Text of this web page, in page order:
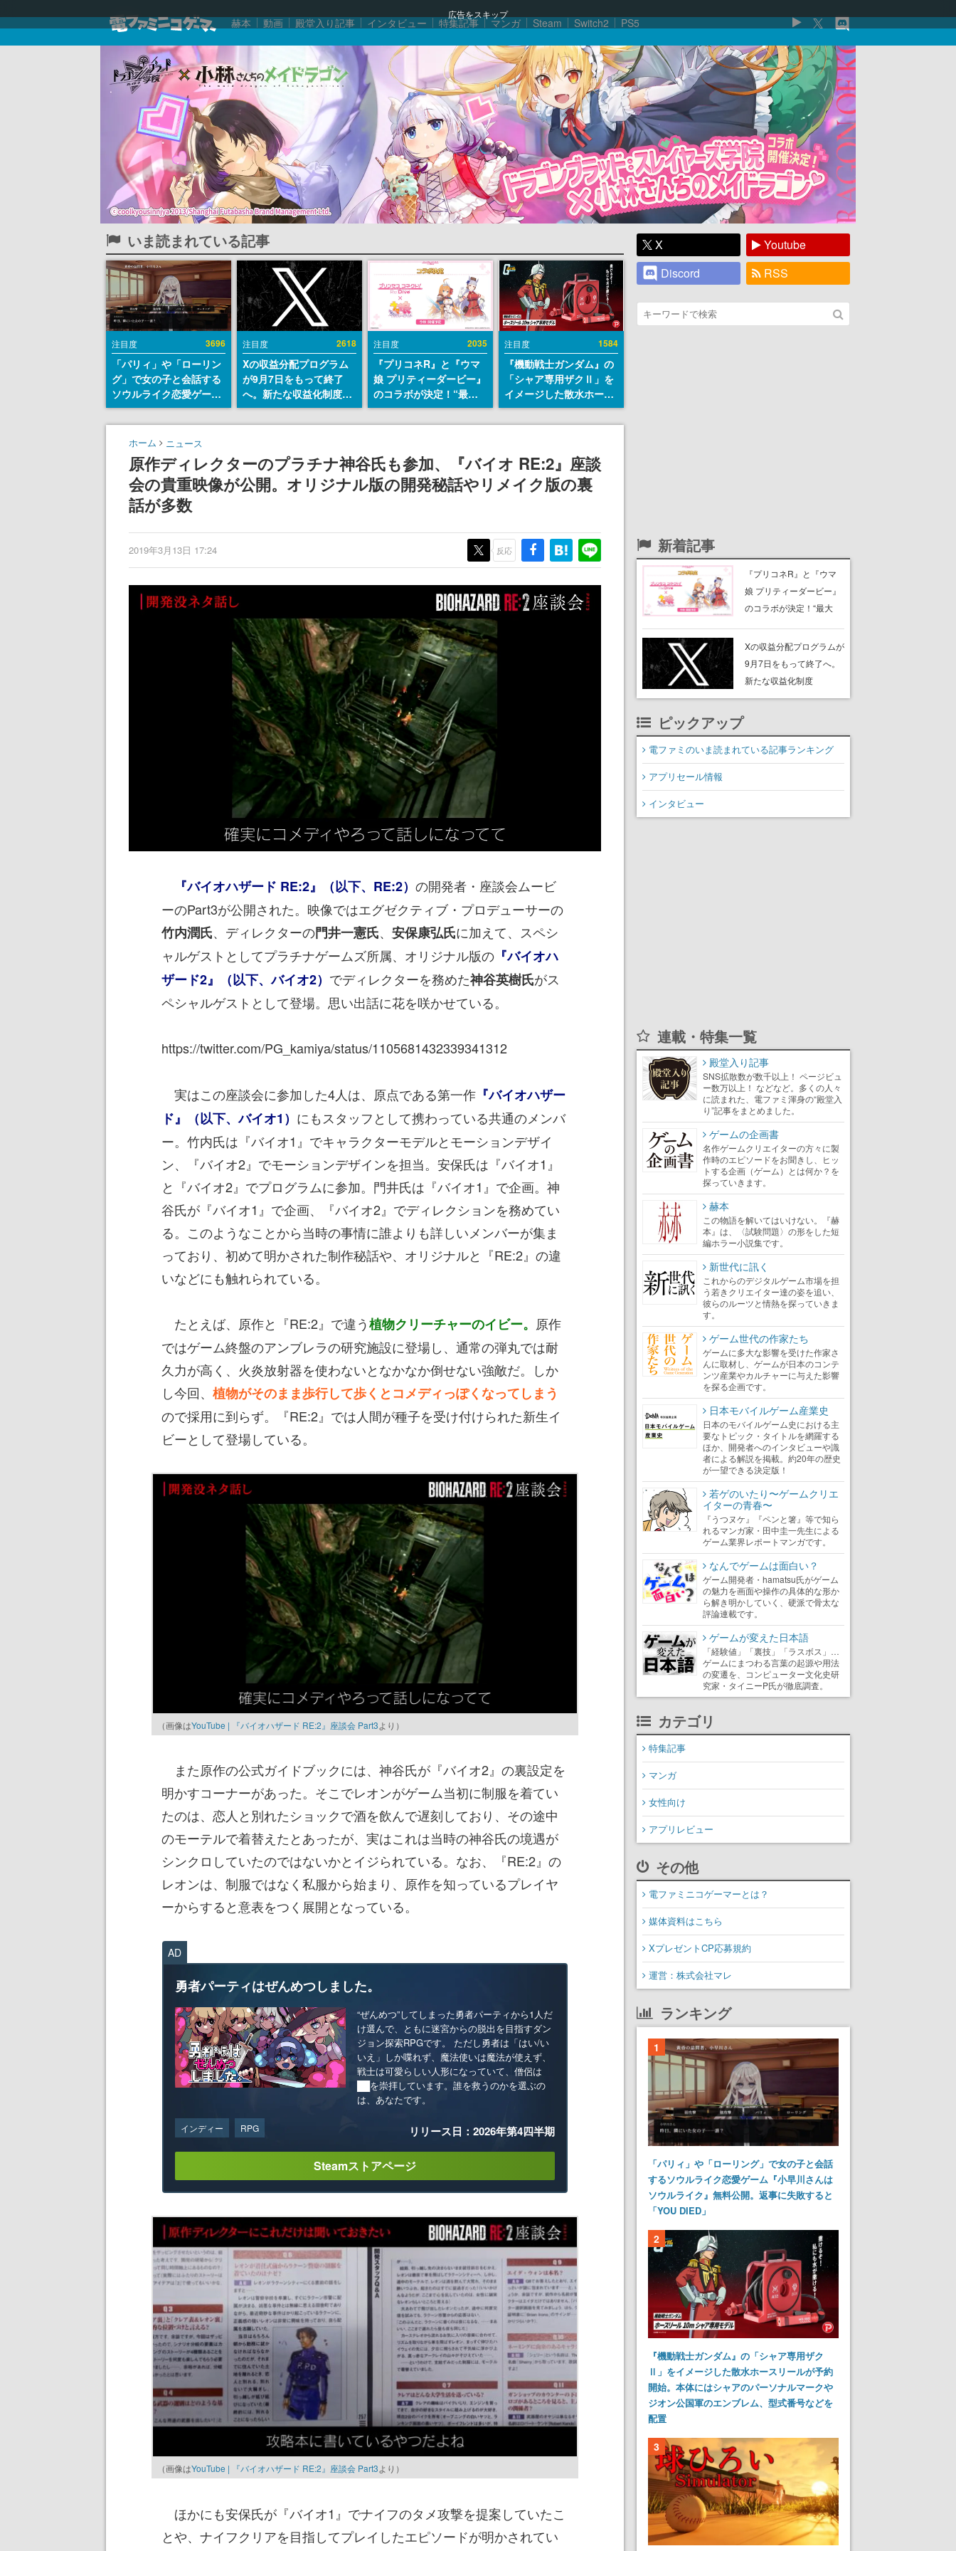
広告をスキップ
赫本 動画 殿堂入り記事 インタビュー 特集記事 マンガ Steam Switch2 PS5
いま読まれている記事
注目度 3696
「パリィ」や「ローリン
グ」で女の子と会話する
ソウルライク恋愛ゲーム
『小早川さんはソウルラ
イク』無料公開。返事に
失敗すると「YOU
DIED」
注目度 2618
Xの収益分配プログラム
が9月7日をもって終了
へ。新たな収益化制度
「Original Content
Rewards Program」を
注目度 2035
『プリコネR』と『ウマ
娘 プリティーダービー』
のコラボが決定！“最大
170連無料”の8.5周年キ
ャンペーンなども発表
注目度 1584
『機動戦士ガンダム』の
「シャア専用ザクⅡ」を
イメージした散水ホース
リールが予約開始。本体
にはシャアのパーソナル
エンブレム、型式番号な
どを配置
ホーム ニュース
原作ディレクターのプラチナ神谷氏も参加、『バイオ RE:2』座談
会の貴重映像が公開。オリジナル版の開発秘話やリメイク版の裏
話が多数
2019年3月13日 17:24 反応
『バイオハザード RE:2』（以下、RE:2） の開発者・座談会ムービ
ーのPart3が公開された。映像ではエグゼクティブ・プロデューサーの
竹内潤氏、ディレクターの門井一憲氏、 安保康弘氏に加えて、スペシ
ャルゲストとしてプラチナゲームズ所属、オリジナル版の 『バイオハ
ザード2』（以下、バイオ2） でディレクターを務めた神谷英樹氏がス
ペシャルゲストとして登場。思い出話に花を咲かせている。
https://twitter.com/PG_kamiya/status/1105681432339341312
実はこの座談会に参加した4人は、原点である第一作 『バイオハザー
ド』（以下、バイオ1） にもスタッフとして携わっている共通のメンバ
ー。竹内氏は『バイオ1』でキャラクターモデルとモーションデザイ
ン、『バイオ2』でモーションデザインを担当。安保氏は『バイオ1』
と『バイオ2』でプログラムに参加。門井氏は『バイオ1』で企画。神
谷氏が『バイオ1』で企画、『バイオ2』でディレクションを務めてい
る。このようなことから当時の事情に誰よりも詳しいメンバーが集ま
っており、初めて明かされた制作秘話や、オリジナルと『RE:2』の違
いなどにも触れられている。
たとえば、原作と『RE:2』で違う植物クリーチャーのイビー。 原作
ではゲーム終盤のアンブレラの研究施設に登場し、通常の弾丸では耐
久力が高く、火炎放射器を使わないとなかなか倒せない強敵だ。しか
し今回、 植物がそのまま歩行して歩くとコメディっぽくなってしまう
ので採用に到らず。『RE:2』では人間が種子を受け付けられた新生イ
ビーとして登場している。
（画像はYouTube | 『バイオハザード RE:2』座談会 Part3より）
また原作の公式ガイドブックには、神谷氏が『バイオ2』の裏設定を
明かすコーナーがあった。そこでレオンがゲーム当初に制服を着てい
たのは、恋人と別れたショックで酒を飲んで遅刻しており、その途中
のモーテルで着替えたとあったが、実はこれは当時の神谷氏の境遇が
シンクロしていたのではないかとイジられている。なお、『RE:2』の
レオンは、制服ではなく私服から始まり、原作を知っているプレイヤ
ーからすると意表をつく展開となっている。
AD
勇者パーティはぜんめつしました。
“ぜんめつ”してしまった勇者パーティから1人だ
け選んで、ともに迷宮からの脱出を目指すダン
ジョン探索RPGです。 ただし勇者は「はい/い
いえ」しか喋れず、魔法使いは魔法が使えず、
戦士は可愛らしい人形になっていて、僧侶は
██を崇拝しています。誰を救うのかを選ぶの
は、あなたです。
インディー RPG リリース日：2026年第4四半期
Steamストアページ
（画像はYouTube | 『バイオハザード RE:2』座談会 Part3より）
ほかにも安保氏が『バイオ1』でナイフのタメ攻撃を提案していたこ
とや、ナイフクリアを目指してプレイしたエピソードが明かされてい
X
Youtube
Discord
RSS
新着記事
『プリコネR』と『ウマ
娘 プリティーダービー』
のコラボが決定！“最大
ンペーンなども発表
Xの収益分配プログラムが
9月7日をもって終了へ。
新たな収益化制度
「Original Content
ピックアップ
電ファミのいま読まれている記事ランキング
アプリセール情報
インタビュー
連載・特集一覧
殿堂入り記事
SNS拡散数が数千以上！ ページビュ
ー数万以上！ などなど。多くの人々
に読まれた、電ファミ渾身の“殿堂入
り”記事をまとめました。
ゲームの企画書
名作ゲームクリエイターの方々に製
作時のエピソードをお聞きし、ヒッ
トする企画（ゲーム）とは何か？を
探っていきます。
赫本
この物語を解いてはいけない。『赫
本』は、〈試験問題〉の形をした短
編ホラー小説集です。
新世代に訊く
これからのデジタルゲーム市場を担
う若きクリエイター達の姿を追い、
彼らのルーツと情熱を探っていきま
す。
ゲーム世代の作家たち
ゲームに多大な影響を受けた作家さ
んに取材し、ゲームが日本のコンテ
ンツ産業やカルチャーに与えた影響
を探る企画です。
日本モバイルゲーム産業史
日本のモバイルゲーム史における主
要なトピック・タイトルを網羅する
ほか、開発者へのインタビューや識
者による解説を掲載。約20年の歴史
が一望できる決定版！
若ゲのいたり〜ゲームクリエ
イターの青春〜
『うつヌケ』『ペンと箸』等で知ら
れるマンガ家・田中圭一先生による
ゲーム業界レポートマンガです。
なんでゲームは面白い？
ゲーム開発者・hamatsu氏がゲーム
の魅力を画面や操作の具体的な形か
ら解き明かしていく、硬派で骨太な
評論連載です。
ゲームが変えた日本語
「経験値」「裏技」「ラスボス」…
ゲームにまつわる言葉の起源や用法
の変遷を、コンピューター文化史研
究家・タイニーP氏が徹底調査。
カテゴリ
特集記事
マンガ
女性向け
アプリレビュー
その他
電ファミニコゲーマーとは？
媒体資料はこちら
XプレゼントCP応募規約
運営：株式会社マレ
ランキング
1
「パリィ」や「ローリング」で女の子と会話
するソウルライク恋愛ゲーム『小早川さんは
ソウルライク』無料公開。返事に失敗すると
「YOU DIED」
2
『機動戦士ガンダム』の「シャア専用ザク
Ⅱ」をイメージした散水ホースリールが予約
開始。本体にはシャアのパーソナルマークや
ジオン公国軍のエンブレム、型式番号などを
配置
3